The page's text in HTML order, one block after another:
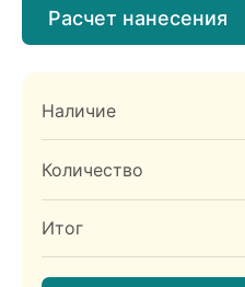
Расчет нанесения
Наличие
Количество
Итог